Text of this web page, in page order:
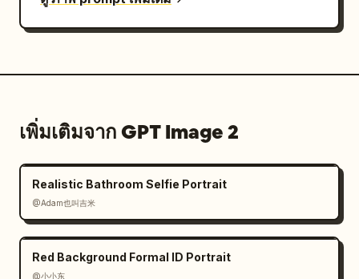
เพิ่มเติมจาก GPT Image 2
Realistic Bathroom Selfie Portrait
@Adam也叫吉米
Red Background Formal ID Portrait
@小小东